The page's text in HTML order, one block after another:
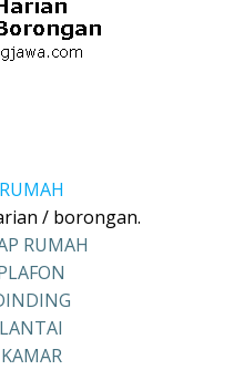
/ borongan.
RUMAH